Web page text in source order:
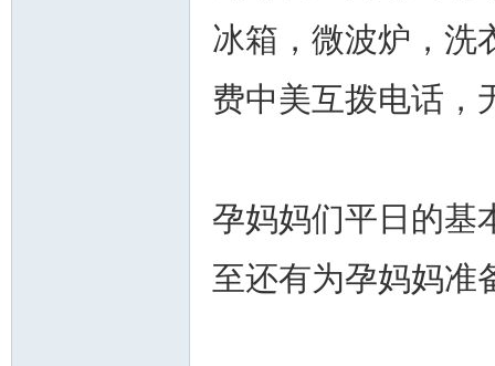
冰箱，微波炉，洗
费中美互拨电话，
孕妈妈们平日的基
至还有为孕妈妈准